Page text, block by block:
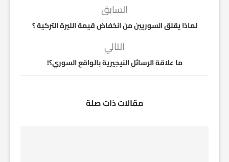
السابق
لماذا يقلق السوريين من انخفاض قيمة الليرة التركية ؟
التالي
ما علاقة الرسائل النيجيرية بالواقع السوري؟!
مقالات ذات صلة